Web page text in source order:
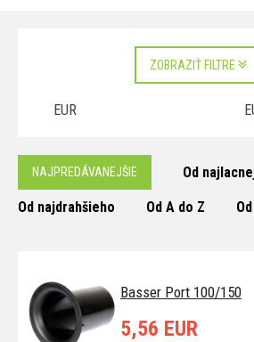
ZOBRAZIŤ FILTRE
EUR
NAJPREDÁVANEJŠIE Od
Od najdrahšieho Od A do Z
Basser Port 100/150
5,56 EUR